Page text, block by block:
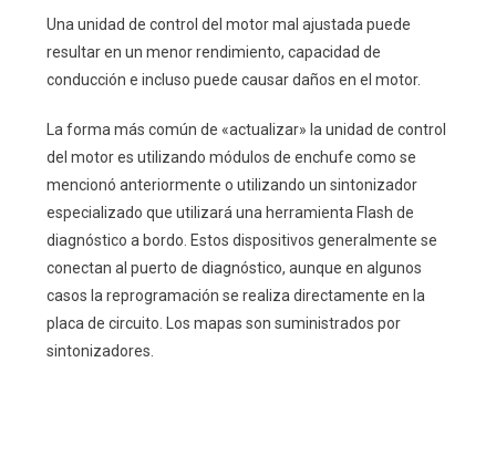
Una unidad de control del motor mal ajustada puede
resultar en un menor rendimiento, capacidad de
conducción e incluso puede causar daños en el motor.
La forma más común de «actualizar» la unidad de control
del motor es utilizando módulos de enchufe como se
mencionó anteriormente o utilizando un sintonizador
especializado que utilizará una herramienta Flash de
diagnóstico a bordo. Estos dispositivos generalmente se
conectan al puerto de diagnóstico, aunque en algunos
casos la reprogramación se realiza directamente en la
placa de circuito. Los mapas son suministrados por
sintonizadores.